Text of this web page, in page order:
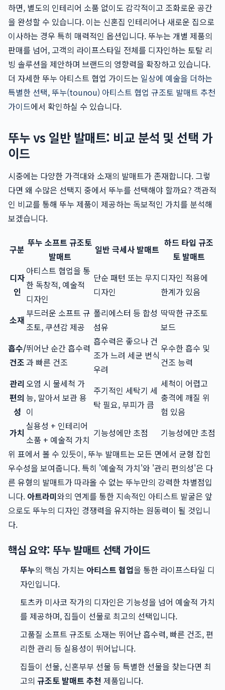
하면, 별도의 인테리어 소품 없이도 감각적이고 조화로운 공간
을 완성할 수 있습니다. 이는 신혼집 인테리어나 새로운 집으로
이사하는 경우 특히 매력적인 옵션입니다. 뚜누는 개별 제품의
판매를 넘어, 고객의 라이프스타일 전체를 디자인하는 토탈 리
빙 솔루션을 제안하며 브랜드의 영향력을 확장하고 있습니다.
더 자세한 뚜누 아티스트 협업 가이드는 일상에 예술을 더하는
특별한 선택, 뚜누(tounou) 아티스트 협업 규조토 발매트 추천
가이드에서 확인하실 수 있습니다.
뚜누 vs 일반 발매트: 비교 분석 및 선택 가
이드
시중에는 다양한 가격대와 소재의 발매트가 존재합니다. 그렇
다면 왜 수많은 선택지 중에서 뚜누를 선택해야 할까요? 객관적
인 비교를 통해 뚜누 제품이 제공하는 독보적인 가치를 분석해
보겠습니다.
구분
뚜누 소프트 규조토
발매트
일반 극세사 발매트
하드 타입 규조
토 발매트
디자
인
아티스트 협업을 통
한 독창적, 예술적
디자인
단순 패턴 또는 무지
디자인
디자인 적용에
한계가 있음
소재
부드러운 소프트 규
조토, 쿠션감 제공
폴리에스터 등 합성
섬유
딱딱한 규조토
보드
흡수/
건조
뛰어난 순간 흡수력
과 빠른 건조
흡수력은 좋으나 건
조가 느려 세균 번식
우려
우수한 흡수 및
건조 능력
관리
편의
성
오염 시 물세척 가
능, 말아서 보관 용
이
주기적인 세탁기 세
탁 필요, 부피가 큼
세척이 어렵고
충격에 깨질 위
험 있음
가치
실용성 + 인테리어
소품 + 예술적 가치
기능성에만 초점
기능성에만 초점
위 표에서 볼 수 있듯이, 뚜누 발매트는 모든 면에서 균형 잡힌
우수성을 보여줍니다. 특히 '예술적 가치'와 '관리 편의성'은 다
른 유형의 발매트가 따라올 수 없는 뚜누만의 강력한 차별점입
니다. 아트라미와의 연계를 통한 지속적인 아티스트 발굴은 앞
으로도 뚜누의 디자인 경쟁력을 유지하는 원동력이 될 것입니
다.
핵심 요약: 뚜누 발매트 선택 가이드
뚜누의 핵심 가치는 아티스트 협업을 통한 라이프스타일 디
자인입니다.
토츠카 미사코 작가의 디자인은 기능성을 넘어 예술적 가치
를 제공하며, 집들이 선물로 최고의 선택입니다.
고품질 소프트 규조토 소재는 뛰어난 흡수력, 빠른 건조, 편
리한 관리 등 실용성이 뛰어납니다.
집들이 선물, 신혼부부 선물 등 특별한 선물을 찾는다면 최
고의 규조토 발매트 추천 제품입니다.